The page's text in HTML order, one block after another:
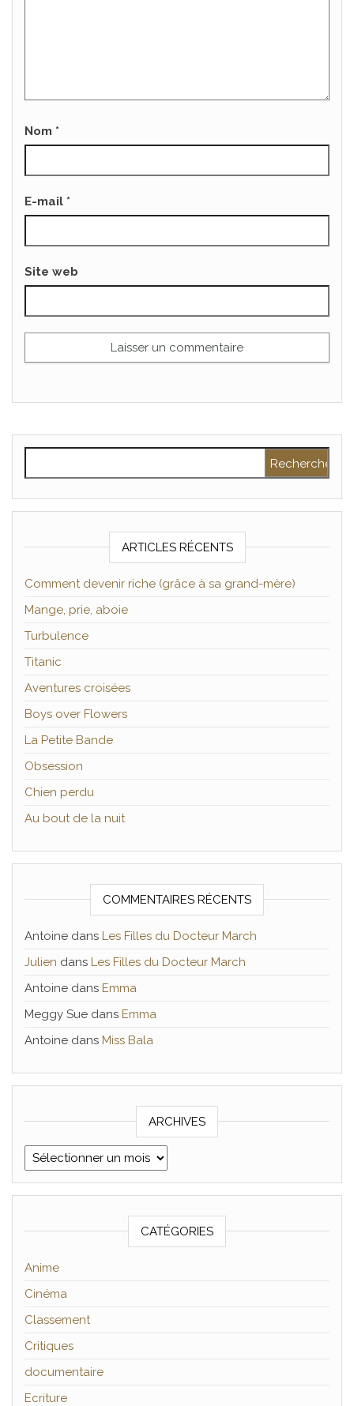
Nom *
E-mail *
Site web
ARTICLES RÉCENTS
Comment devenir riche (grâce à sa grand-mère)
Mange, prie, aboie
Turbulence
Titanic
Aventures croisées
Boys over Flowers
La Petite Bande
Obsession
Chien perdu
Au bout de la nuit
COMMENTAIRES RÉCENTS
Antoine dans Les Filles du Docteur March
Julien dans Les Filles du Docteur March
Antoine dans Emma
Meggy Sue dans Emma
Antoine dans Miss Bala
ARCHIVES
Archives
CATÉGORIES
Anime
Cinéma
Classement
Critiques
documentaire
Ecriture